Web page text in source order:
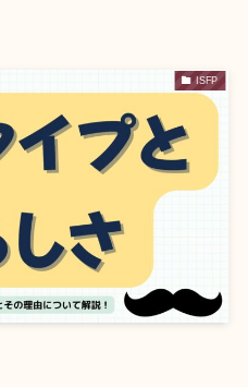
ISFP